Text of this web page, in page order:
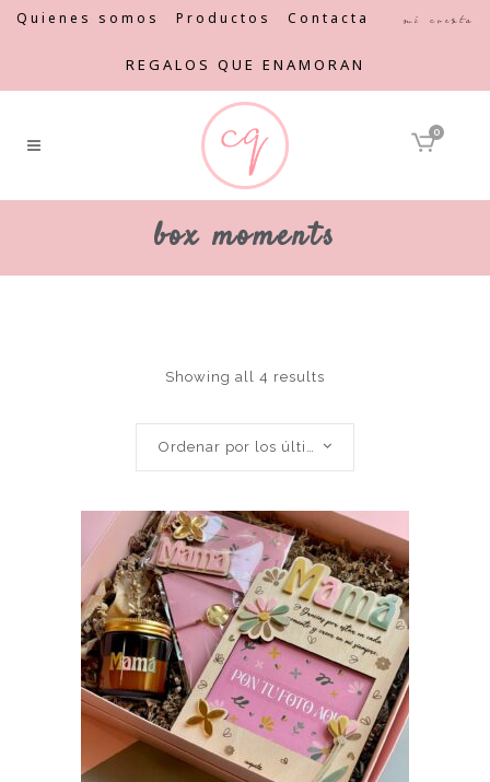
Quienes somos Productos Contacta Mi cuenta
REGALOS QUE ENAMORAN
0
box moments
Showing all 4 results
Ordenar por los últimos